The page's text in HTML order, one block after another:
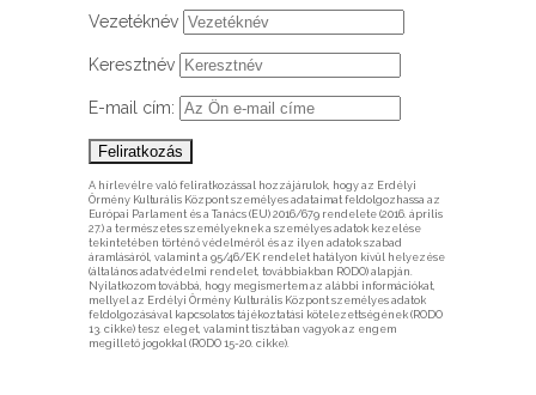
Vezetéknév
Keresztnév
E-mail cím:
A hírlevélre való feliratkozással hozzájárulok, hogy az Erdélyi
Örmény Kulturális Központ személyes adataimat feldolgozhassa az
Európai Parlament és a Tanács (EU) 2016/679 rendelete (2016. április
27.) a természetes személyeknek a személyes adatok kezelése
tekintetében történő védelméről és az ilyen adatok szabad
áramlásáról, valamint a 95/46/EK rendelet hatályon kívül helyezése
(általános adatvédelmi rendelet, továbbiakban RODO) alapján.
Nyilatkozom továbbá, hogy megismertem az alábbi információkat,
mellyel az Erdélyi Örmény Kulturális Központ személyes adatok
feldolgozásával kapcsolatos tájékoztatási kötelezettségének (RODO
13. cikke) tesz eleget, valamint tisztában vagyok az engem
megillető jogokkal (RODO 15-20. cikke).